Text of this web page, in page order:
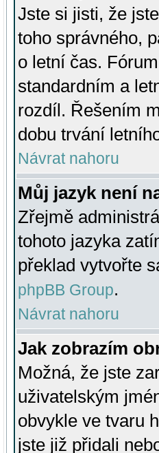
Jste si jisti, že
toho správného,
o letní čas.
standardním a
rozdíl. Řešením
dobu trvání
Návrat nahoru
Můj jazyk není
Zřejmě
tohoto jazyka
překlad vytvořte
phpBB Group.
Návrat nahoru
Jak zobrazím
Možná, že jste
uživatelským
obvykle ve tvaru
jste již přidali